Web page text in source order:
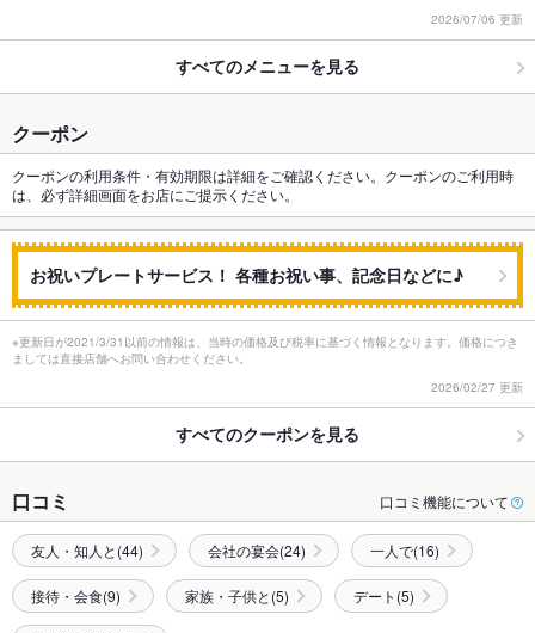
2026/07/06 更新
すべてのメニューを見る
クーポン
クーポンの利用条件・有効期限は詳細をご確認ください。クーポンのご利用時
は、必ず詳細画面をお店にご提示ください。
お祝いプレートサービス！ 各種お祝い事、記念日などに♪
※更新日が2021/3/31以前の情報は、当時の価格及び税率に基づく情報となります。価格につき
ましては直接店舗へお問い合わせください。
2026/02/27 更新
すべてのクーポンを見る
口コミ 口コミ機能について
友人・知人と(44) 会社の宴会(24) 一人で(16)
接待・会食(9) 家族・子供と(5) デート(5)